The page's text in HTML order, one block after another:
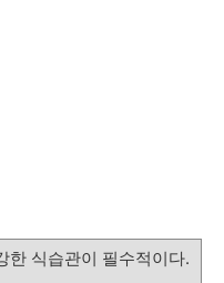
한 식습관이 필수적이다.